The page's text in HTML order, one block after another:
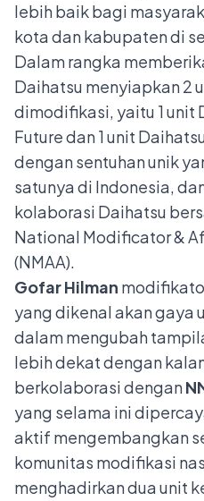
lebih baik bagi
kota dan kabupaten di
Dalam rangka
Daihatsu menyiapkan 2
dimodifikasi, yaitu 1 unit
Future dan 1 unit
dengan sentuhan unik
satunya di Indonesia,
kolaborasi Daihatsu
National Modificator &
(NMAA).
Gofar Hilman
yang dikenal akan gaya
dalam mengubah
lebih dekat dengan
berkolaborasi dengan
yang selama ini
aktif mengembangkan
komunitas modifikasi
menghadirkan dua unit